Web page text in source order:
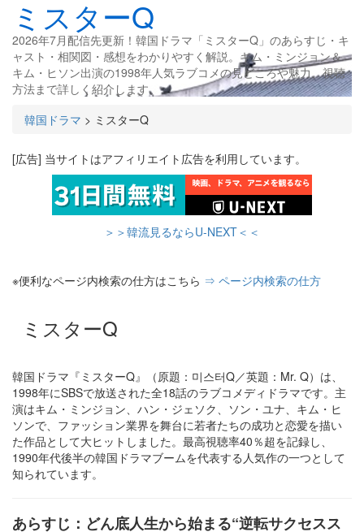
ミスターQ
2026年7月配信先更新！韓国ドラマ「ミスターQ」のあらすじ・キ
ャスト・相関図・感想をわかりやすく解説。キム・ミンジョン＆
キム・ヒソン出演の1998年人気ラブコメの見どころや魅力、視聴
方法まで詳しく紹介します。
韓国ドラマ > ミスターQ
[広告] 当サイトはアフィリエイト広告を利用しています。
＞＞韓流見るならU-NEXT＜＜
※便利なページ内検索の仕方はこちら ⇒ ページ内検索の仕方
ミスターQ
韓国ドラマ『ミスターQ』（原題：미스터Q／英題：Mr. Q）は、
1998年にSBSで放送された全18話のラブコメディドラマです。主
演はキム・ミンジョン、ハン・ジェソク、ソン・ユナ、キム・ヒ
ソンで、ファッション業界を舞台に若者たちの成功と恋愛を描い
た作品として大ヒットしました。最高視聴率40％超を記録し、
1990年代後半の韓国ドラマブームを代表する人気作の一つとして
知られています。
あらすじ：どん底人生から始まる“逆転サクセスス